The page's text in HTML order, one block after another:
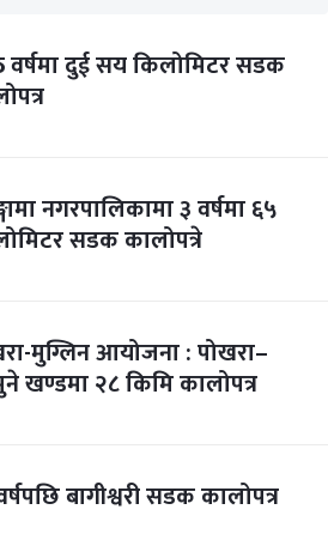
दुई सय किलोमिटर सडक
नगरपालिकामा ३ वर्षमा ६५
सडक कालोपत्रे
मुग्लिन आयोजना : पोखरा–
खण्डमा २८ किमि कालोपत्र
बागीश्वरी सडक कालोपत्र